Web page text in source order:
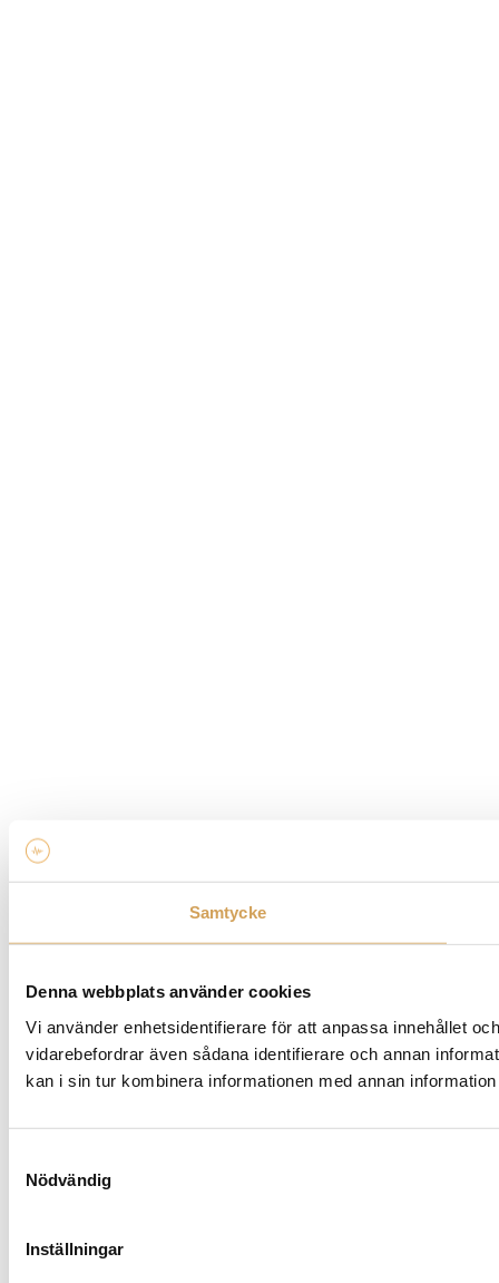
Samtycke
Denna webbplats använder cookies
Vi använder enhetsidentifierare för att anpassa innehållet
vidarebefordrar även sådana identifierare och annan
kan i sin tur kombinera informationen med annan
Nödvändig
Inställningar